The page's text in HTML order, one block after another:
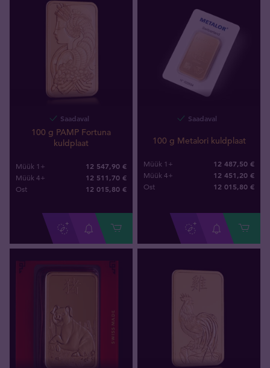
Saadaval
100 g PAMP Fortuna
kuldplaat
Müük 1+ 12 547,90 €
Müük 4+ 12 511,70 €
Ost 12 015,80 €
Saadaval
100 g Metalori kuldplaat
Müük 1+ 12 487,50 €
Müük 4+ 12 451,20 €
Ost 12 015,80 €